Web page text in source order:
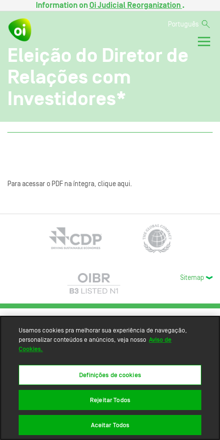
Information onOi Judicial Reorganization .
Português
Eleição do Diretor de
Relações com
Investidores*
Para acessar o PDF na íntegra, clique aqui.
Sitemap
Usamos cookies pra melhorar sua experiência de navegação,
personalizar conteúdos e anúncios, veja nosso Aviso de
Cookies.
Definições de cookies
Rejeitar Todos
Aceitar Todos